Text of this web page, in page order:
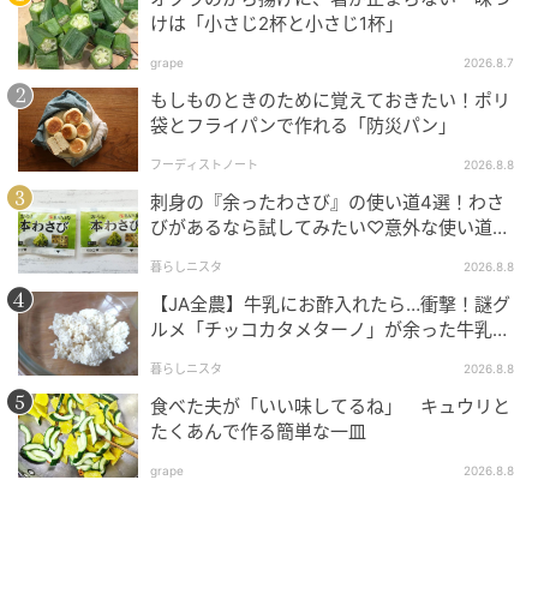
オレンジページnet
しいたけのうまみが凝縮！ ちくわがぷくっとふくれま
す♪
材料（4人分）
生しいたけ（軸を切り、４等分に切る）……2個
けは「小さじ2杯と小さじ1杯」
grape 2026.8.7
もしものときのために覚えておきたい！ポリ
袋とフライパンで作れる「防災パン」
フーディストノート 2026.8.8
刺身の『余ったわさび』の使い道4選！わさ
びがあるなら試してみたい♡意外な使い道を
暮らしニスタ 2026.8.8
【JA全農】牛乳にお酢入れたら…衝撃！謎グ
ルメ「チッコカタメターノ」が余った牛乳の
暮らしニスタ 2026.8.8
食べた夫が「いい味してるね」 キュウリと
たくあんで作る簡単な一皿
grape 2026.8.8